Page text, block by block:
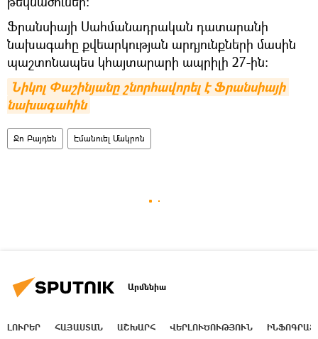
Ֆրանսիայի Սահմանադրական դատարանի
նախագահը քվեարկության արդյունքների մասին
պաշտոնապես կհայտարարի ապրիլի 27-ին։
Նիկոլ Փաշինյանը շնորհավորել է Ֆրանսիայի
նախագահին
Ջո Բայդեն Էմանուել Մակրոն
Արմենիա
ԼՈՒՐԵՐ ՀԱՅԱՍՏԱՆ ԱՇԽԱՐՀ ՎԵՐԼՈՒԾՈՒԹՅՈՒՆ